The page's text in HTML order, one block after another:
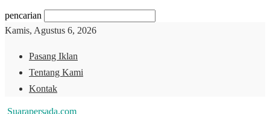
pencarian
Kamis, Agustus 6, 2026
Pasang Iklan
Tentang Kami
Kontak
Suarapersada.com